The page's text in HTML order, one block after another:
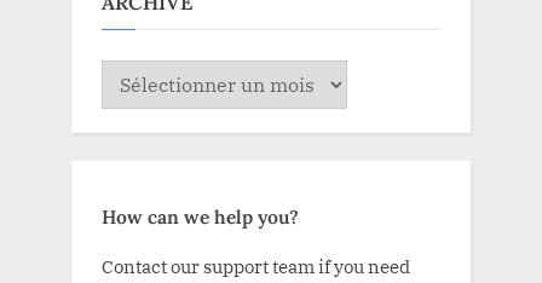
ARCHIVE
How can we help you?
Contact our support team if you need